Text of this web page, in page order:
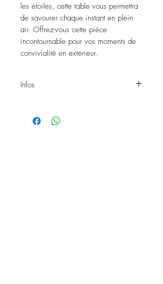
les étoiles, cette table vous permettra
de savourer chaque instant en plein
air. Offrez-vous cette pièce
incontournable pour vos moments de
convivialité en extérieur.
Infos
Dimensions: L.200xl.100cm